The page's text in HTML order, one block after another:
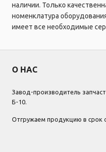
наличии. Только
номенклатура
имеет все необходимые
О НАС
Завод-производитель
Б-10.
Отгружаем продукцию в срок